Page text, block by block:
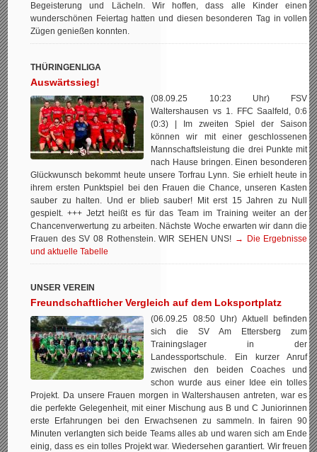
Begeisterung und Lächeln. Wir hoffen, dass alle Kinder einen
wunderschönen Feiertag hatten und diesen besonderen Tag in vollen
Zügen genießen konnten.
THÜRINGENLIGA
Auswärtssieg!
(08.09.25 10:23 Uhr) FSV
Waltershausen vs 1. FFC Saalfeld, 0:6
(0:3) | Im zweiten Spiel der Saison
können wir mit einer geschlossenen
Mannschaftsleistung die drei Punkte mit
nach Hause bringen. Einen besonderen
Glückwunsch bekommt heute unsere Torfrau Lynn. Sie erhielt heute in
ihrem ersten Punktspiel bei den Frauen die Chance, unseren Kasten
sauber zu halten. Und er blieb sauber! Mit erst 15 Jahren zu Null
gespielt. +++ Jetzt heißt es für das Team im Training weiter an der
Chancenverwertung zu arbeiten. Nächste Woche erwarten wir dann die
Frauen des SV 08 Rothenstein. WIR SEHEN UNS! → Die Ergebnisse
und aktuelle Tabelle
UNSER VEREIN
Freundschaftlicher Vergleich auf dem Loksportplatz
(06.09.25 08:50 Uhr) Aktuell befinden
sich die SV Am Ettersberg zum
Trainingslager in der
Landessportschule. Ein kurzer Anruf
zwischen den beiden Coaches und
schon wurde aus einer Idee ein tolles
Projekt. Da unsere Frauen morgen in Waltershausen antreten, war es
die perfekte Gelegenheit, mit einer Mischung aus B und C Juniorinnen
erste Erfahrungen bei den Erwachsenen zu sammeln. In fairen 90
Minuten verlangten sich beide Teams alles ab und waren sich am Ende
einig, dass es ein tolles Projekt war. Wiedersehen garantiert. Wir freuen